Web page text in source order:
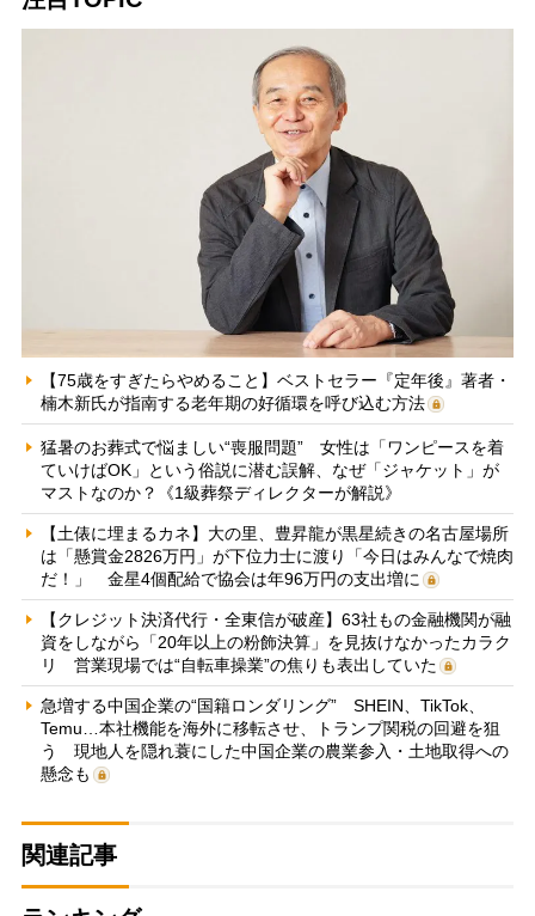
【75歳をすぎたらやめること】ベストセラー『定年後』著者・
楠木新氏が指南する老年期の好循環を呼び込む方法
猛暑のお葬式で悩ましい“喪服問題” 女性は「ワンピースを着
ていけばOK」という俗説に潜む誤解、なぜ「ジャケット」が
マストなのか？《1級葬祭ディレクターが解説》
【土俵に埋まるカネ】大の里、豊昇龍が黒星続きの名古屋場所
は「懸賞金2826万円」が下位力士に渡り「今日はみんなで焼肉
だ！」 金星4個配給で協会は年96万円の支出増に
【クレジット決済代行・全東信が破産】63社もの金融機関が融
資をしながら「20年以上の粉飾決算」を見抜けなかったカラク
リ 営業現場では“自転車操業”の焦りも表出していた
急増する中国企業の“国籍ロンダリング” SHEIN、TikTok、
Temu…本社機能を海外に移転させ、トランプ関税の回避を狙
う 現地人を隠れ蓑にした中国企業の農業参入・土地取得への
懸念も
関連記事